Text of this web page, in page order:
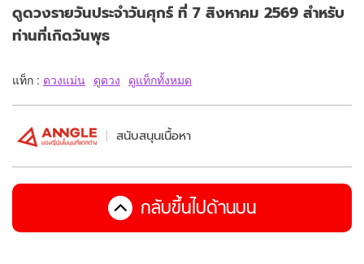
ดูดวงรายวันประจำวันศุกร์ ที่ 7 สิงหาคม 2569 สำหรับ
ท่านที่เกิดวันพุธ
แท็ก : ดวงแม่น ดูดวง ดูแท็กทั้งหมด
สนับสนุนเนื้อหา
กลับขึ้นไปด้านบน